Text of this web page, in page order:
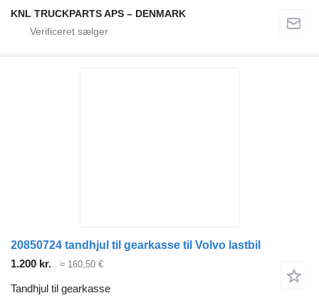
KNL TRUCKPARTS APS – DENMARK
20850724 tandhjul til gearkasse til Volvo lastbil
1.200 kr.
≈ 160,50 €
Tandhjul til gearkasse